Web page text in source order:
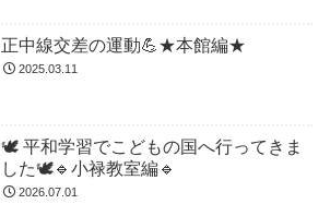
正中線交差の運動💪★本館編★
2025.03.11
🕊️ 平和学習でこどもの国へ行ってきま
した🕊️🔹小禄教室編🔹
2026.07.01